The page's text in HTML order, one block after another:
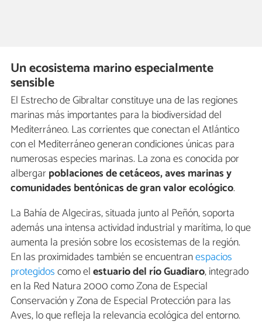
Un ecosistema marino especialmente
sensible
El Estrecho de Gibraltar constituye una de las regiones
marinas más importantes para la biodiversidad del
Mediterráneo. Las corrientes que conectan el Atlántico
con el Mediterráneo generan condiciones únicas para
numerosas especies marinas. La zona es conocida por
albergarpoblaciones de cetáceos, aves marinas y
comunidades bentónicas de gran valor ecológico.
La Bahía de Algeciras, situada junto al Peñón, soporta
además una intensa actividad industrial y marítima, lo que
aumenta la presión sobre los ecosistemas de la región.
En las proximidades también se encuentranespacios
protegidoscomo elestuario del río Guadiaro, integrado
en la Red Natura 2000 como Zona de Especial
Conservación y Zona de Especial Protección para las
Aves, lo que refleja la relevancia ecológica del entorno.